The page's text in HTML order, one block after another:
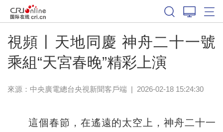
視頻丨天地同慶 神舟二十一號
乘組“天宮春晚”精彩上演
來源： 中央廣電總台央視新聞客戶端 | 2026-02-18 15:24:30
這個春節，在遙遠的太空上，神舟二十一